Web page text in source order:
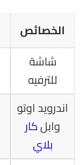
الخصائص
شاشة
للترفيه
اندرويد اوتو
وابلكار
بلاي